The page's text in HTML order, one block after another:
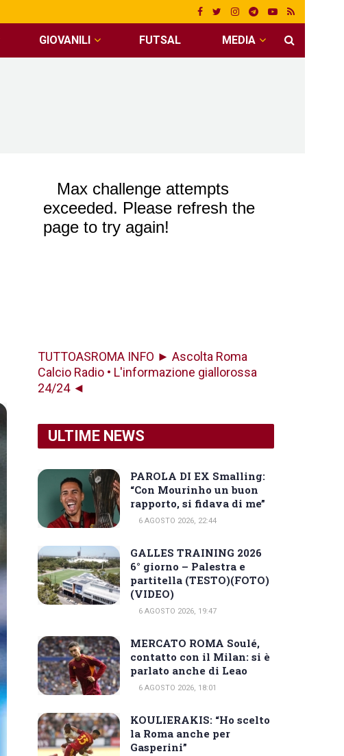
GIOVANILI FUTSAL MEDIA
TUTTOASROMA INFO ► Ascolta Roma
Calcio Radio • L'informazione giallorossa
24/24 ◄
ULTIME NEWS
PAROLA DI EX Smalling:
“Con Mourinho un buon
rapporto, si fidava di me”
6 AGOSTO 2026, 22:44
GALLES TRAINING 2026
6° giorno – Palestra e
partitella (TESTO)(FOTO)
(VIDEO)
6 AGOSTO 2026, 19:47
MERCATO ROMA Soulé,
contatto con il Milan: si è
parlato anche di Leao
6 AGOSTO 2026, 18:01
KOULIERAKIS: “Ho scelto
la Roma anche per
Gasperini”